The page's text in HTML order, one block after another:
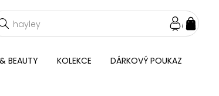
BEAUTY KOLEKCE DÁRKOVÝ POUKAZ